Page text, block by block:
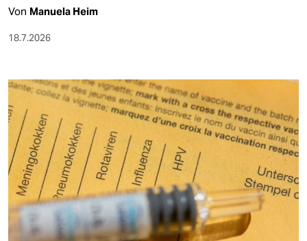
Von Manuela Heim
18.7.2026